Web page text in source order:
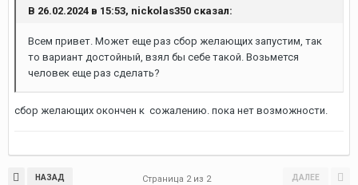
В 26.02.2024 в 15:53, nickolas350 сказал:
Всем привет. Может еще раз сбор желающих запустим, так
то вариант достойный, взял бы себе такой. Возьмется
человек еще раз сделать?
сбор желающих окончен к сожалению. пока нет возможности.
НАЗАД ДАЛЕЕ
Страница 2 из 2